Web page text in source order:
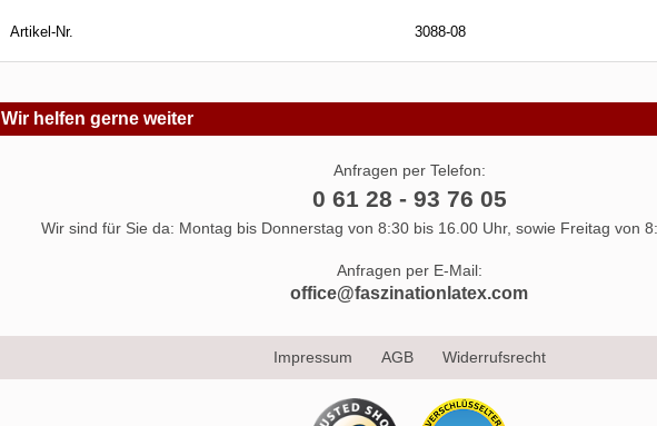
Artikel-Nr. 3088-08
Wir helfen gerne weiter
Anfragen per Telefon:
0 61 28 - 93 76 05
Wir sind für Sie da: Montag bis Donnerstag von 8:30 bis 16.00 Uhr, sowie Freitag von
Anfragen per E-Mail:
office@faszinationlatex.com
Impressum AGB Widerrufsrecht